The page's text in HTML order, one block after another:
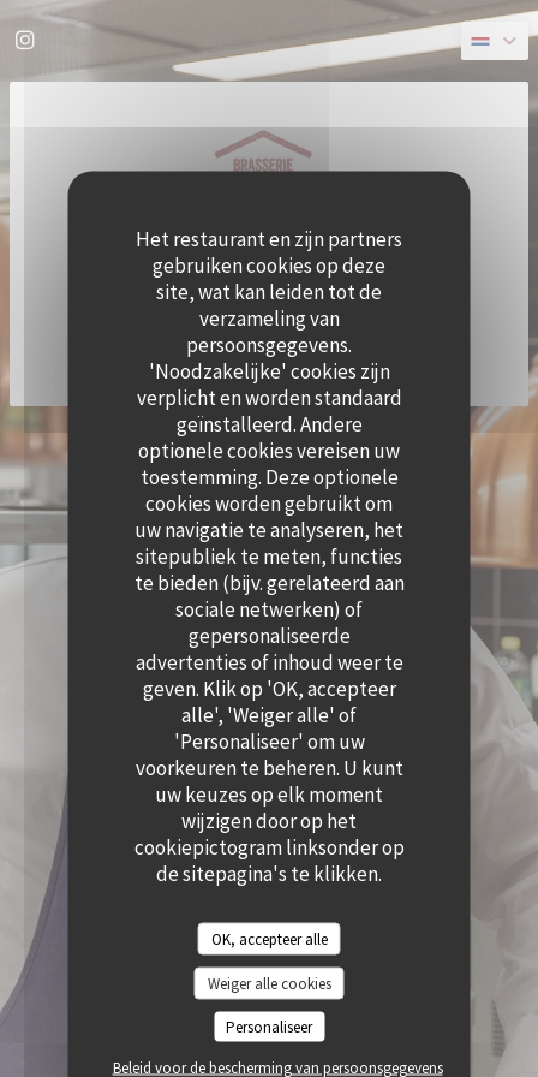
Cookies beheer paneel
Het restaurant en zijn partners
gebruiken cookies op deze
site, wat kan leiden tot de
verzameling van
persoonsgegevens.
'Noodzakelijke' cookies zijn
verplicht en worden standaard
geïnstalleerd. Andere
optionele cookies vereisen uw
toestemming. Deze optionele
cookies worden gebruikt om
uw navigatie te analyseren, het
sitepubliek te meten, functies
te bieden (bijv. gerelateerd aan
sociale netwerken) of
gepersonaliseerde
advertenties of inhoud weer te
geven. Klik op 'OK, accepteer
alle', 'Weiger alle' of
'Personaliseer' om uw
voorkeuren te beheren. U kunt
uw keuzes op elk moment
wijzigen door op het
cookiepictogram linksonder op
de sitepagina's te klikken.
OK, accepteer alle
Weiger alle cookies
Personaliseer
Beleid voor de bescherming van persoonsgegevens
Instagram ((opent in een nieuw venster))
© 2026 QUAI OUEST — RESTAURANT WEBSITE GECREËERD DOOR ZENCHEF
DISCLAIMER
((OPENT IN EEN NIEUW VENSTER))
GEBRUIKSVOORWAARDEN
((OPENT IN EEN NIEUW VENSTER))
BELEID BESCHERMING PERSOONSGEGEVENS
((OPENT IN EEN NIEUW VENSTER))
COOKIES BELEID
TOEGANKELIJKHEID
((OPENT IN EEN NIEUW VENSTER))